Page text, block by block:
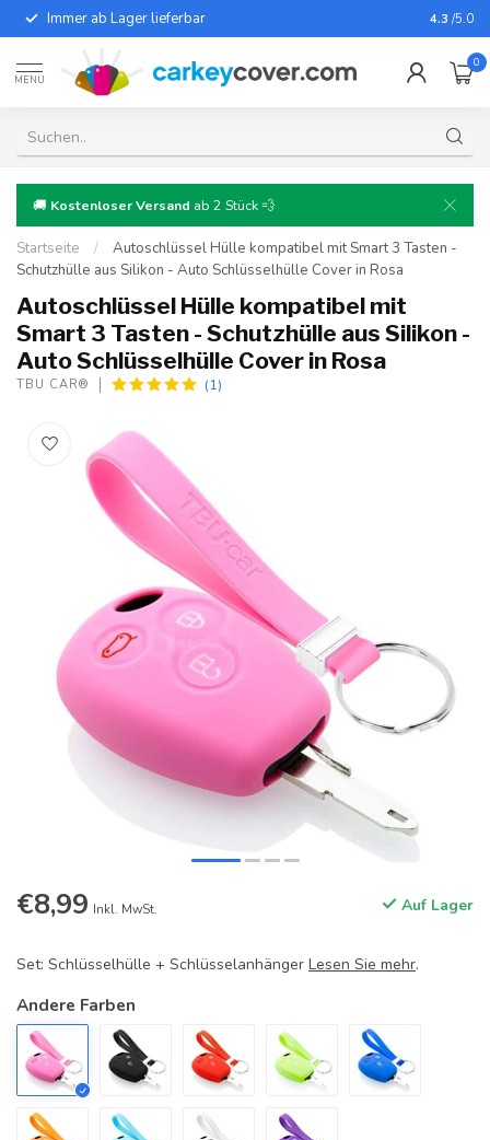
Immer ab Lager lieferbar Für fast
4.3 /5.0
MENU
0
🚚 Kostenloser Versand ab 2 Stück 💨
Startseite /
Autoschlüssel Hülle kompatibel mit Smart 3 Tasten -
Schutzhülle aus Silikon - Auto Schlüsselhülle Cover in Rosa
Autoschlüssel Hülle kompatibel mit
Smart 3 Tasten - Schutzhülle aus Silikon -
Auto Schlüsselhülle Cover in Rosa
TBU CAR® (1)
€8,99 Inkl. MwSt. Auf Lager
Set: Schlüsselhülle + Schlüsselanhänger Lesen Sie mehr.
Andere Farben